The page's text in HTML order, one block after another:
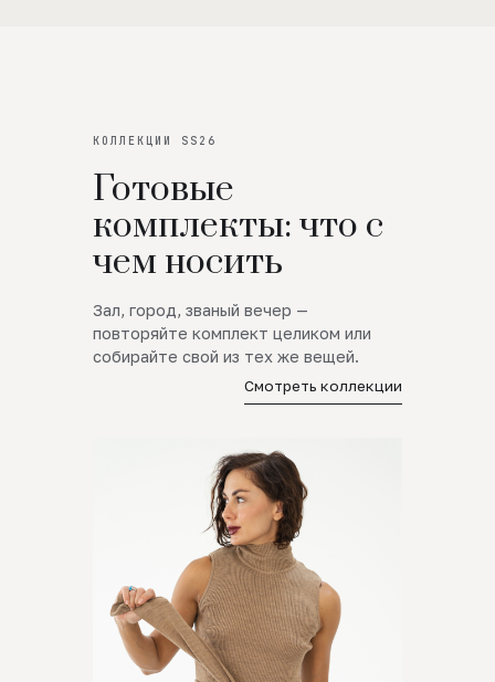
КОЛЛЕКЦИИ SS26
Готовые
комплекты: что с
чем носить
Зал, город, званый вечер —
повторяйте комплект целиком или
собирайте свой из тех же вещей.
Смотреть коллекции